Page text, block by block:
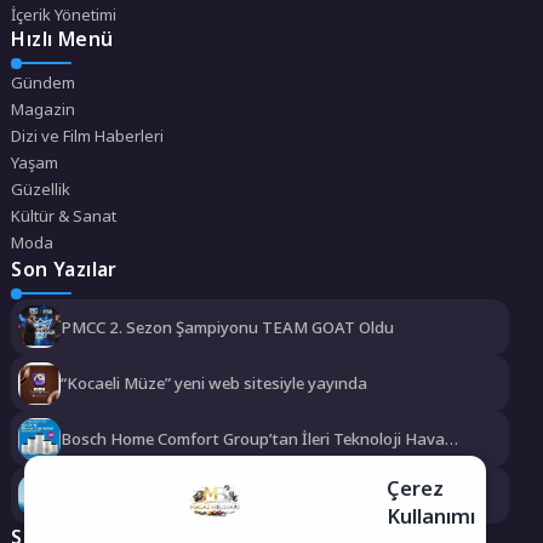
İçerik Yönetimi
Hızlı Menü
Gündem
Magazin
Dizi ve Film Haberleri
Yaşam
Güzellik
Kültür & Sanat
Moda
Son Yazılar
PMCC 2. Sezon Şampiyonu TEAM GOAT Oldu
“Kocaeli Müze” yeni web sitesiyle yayında
Bosch Home Comfort Group’tan İleri Teknoloji Hava
Temizleme Cihazları
Uzun Süreli Ülseratif Kolitte Kolon Kanseri Riski Artıyor
Sosyal Medya
Çerez
Kullanımı